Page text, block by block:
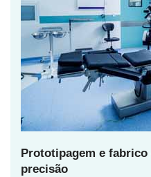
Prototipagem e
precisão